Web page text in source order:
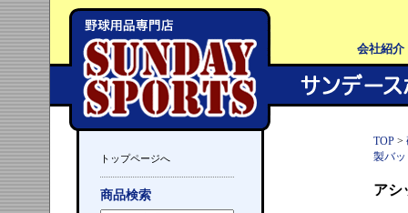
会社紹介
トップページへ
商品検索
TOP >
製バ
ア